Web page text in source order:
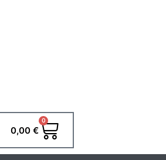
0,00 €
0
Warenkorb